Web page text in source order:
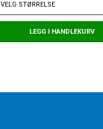
VELG STØRRELSE
LEGG I HANDLEKURV